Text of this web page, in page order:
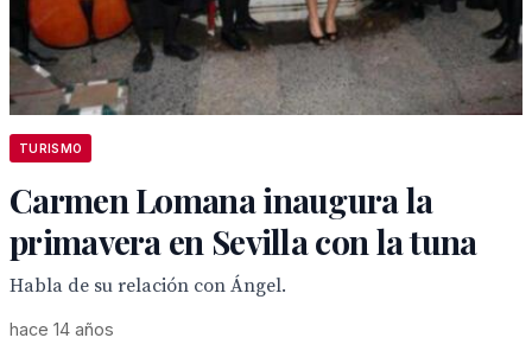
TURISMO
Carmen Lomana inaugura la
primavera en Sevilla con la tuna
Habla de su relación con Ángel.
hace 14 años